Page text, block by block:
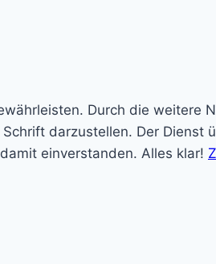
Durch die weitere
darzustellen. Der
einverstanden. Alles klar!